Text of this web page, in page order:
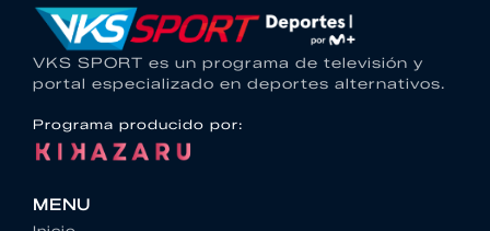
VKS SPORT es un programa de televisión y
portal especializado en deportes alternativos.
Programa producido por:
MENU